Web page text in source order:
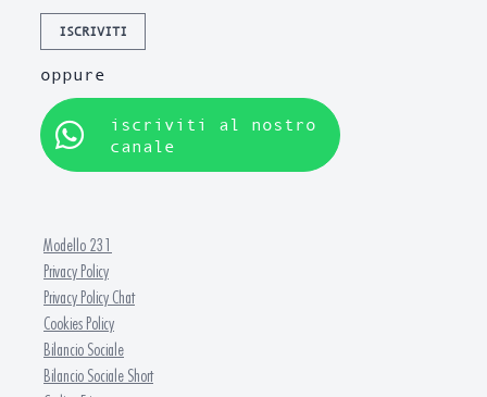
ISCRIVITI
oppure
iscriviti al nostro
canale
Modello 231
Privacy Policy
Privacy Policy Chat
Cookies Policy
Bilancio Sociale
Bilancio Sociale Short